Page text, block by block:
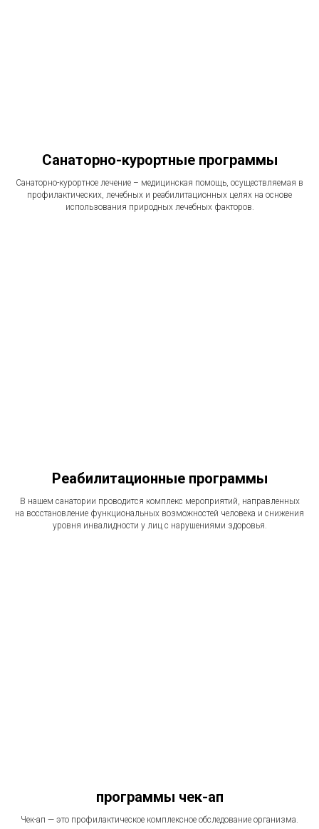
Санаторно-курортные программы
Санаторно-курортное лечение – медицинская помощь, осуществляемая в
профилактических, лечебных и реабилитационных целях на основе
использования природных лечебных факторов.
Реабилитационные программы
В нашем санатории проводится комплекс мероприятий, направленных
на восстановление функциональных возможностей человека и снижения
уровня инвалидности у лиц с нарушениями здоровья.
программы чек-ап
Чек-ап — это профилактическое комплексное обследование организма.